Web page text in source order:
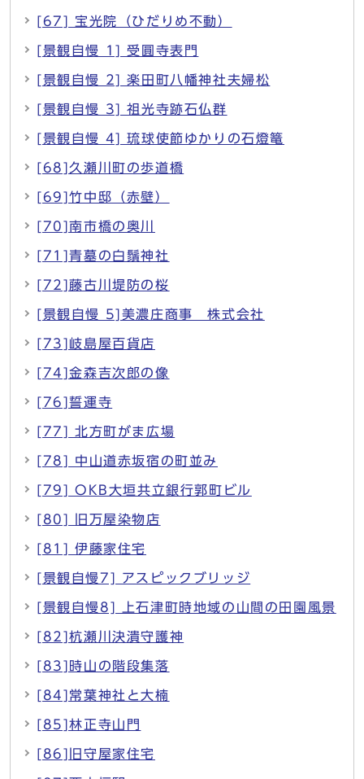
[67] 宝光院（ひだりめ不動）
[景観自慢 1] 受圓寺表門
[景観自慢 2] 楽田町八幡神社夫婦松
[景観自慢 3] 祖光寺跡石仏群
[景観自慢 4] 琉球使節ゆかりの石燈篭
[68]久瀬川町の歩道橋
[69]竹中邸（赤壁）
[70]南市橋の奥川
[71]青墓の白鬚神社
[72]藤古川堤防の桜
[景観自慢 5]美濃庄商事 株式会社
[73]岐島屋百貨店
[74]金森吉次郎の像
[76]誓運寺
[77] 北方町がま広場
[78] 中山道赤坂宿の町並み
[79] OKB大垣共立銀行郭町ビル
[80] 旧万屋染物店
[81] 伊藤家住宅
[景観自慢7] アスピックブリッジ
[景観自慢8] 上石津町時地域の山間の田園風景
[82]杭瀬川決潰守護神
[83]時山の階段集落
[84]常葉神社と大楠
[85]林正寺山門
[86]旧守屋家住宅